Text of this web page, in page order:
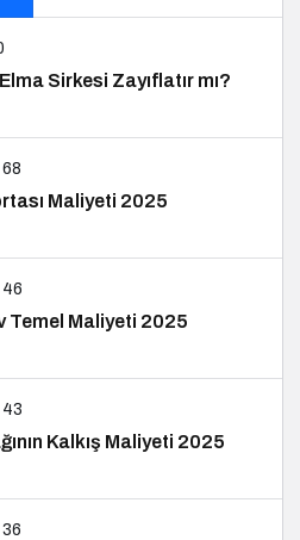
Sirkesi Zayıflatır mı?
68
Maliyeti 2025
46
Temel Maliyeti 2025
43
Kalkış Maliyeti 2025
36